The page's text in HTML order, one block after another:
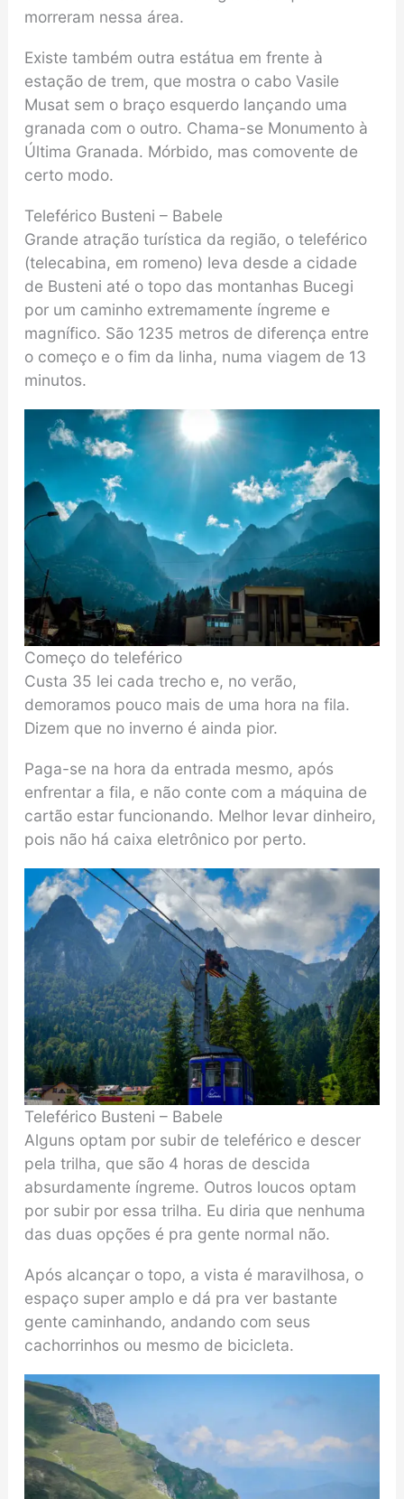
morreram nessa área.
Existe também outra estátua em frente à
estação de trem, que mostra o cabo Vasile
Musat sem o braço esquerdo lançando uma
granada com o outro. Chama-se Monumento à
Última Granada. Mórbido, mas comovente de
certo modo.
Teleférico Busteni – Babele
Grande atração turística da região, o teleférico
(telecabina, em romeno) leva desde a cidade
de Busteni até o topo das montanhas Bucegi
por um caminho extremamente íngreme e
magnífico. São 1235 metros de diferença entre
o começo e o fim da linha, numa viagem de 13
minutos.
Começo do teleférico
Custa 35 lei cada trecho e, no verão,
demoramos pouco mais de uma hora na fila.
Dizem que no inverno é ainda pior.
Paga-se na hora da entrada mesmo, após
enfrentar a fila, e não conte com a máquina de
cartão estar funcionando. Melhor levar dinheiro,
pois não há caixa eletrônico por perto.
Teleférico Busteni – Babele
Alguns optam por subir de teleférico e descer
pela trilha, que são 4 horas de descida
absurdamente íngreme. Outros loucos optam
por subir por essa trilha. Eu diria que nenhuma
das duas opções é pra gente normal não.
Após alcançar o topo, a vista é maravilhosa, o
espaço super amplo e dá pra ver bastante
gente caminhando, andando com seus
cachorrinhos ou mesmo de bicicleta.